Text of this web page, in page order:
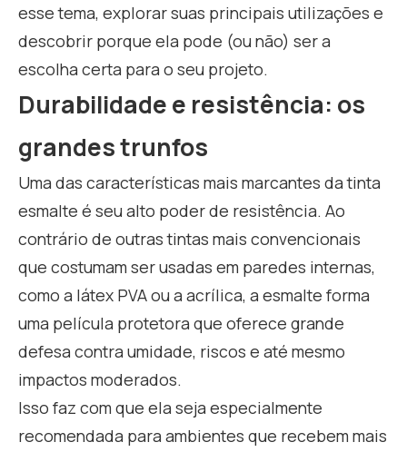
esse tema, explorar suas principais utilizações e
descobrir porque ela pode (ou não) ser a
escolha certa para o seu projeto.
Durabilidade e resistência: os
grandes trunfos
Uma das características mais marcantes da tinta
esmalte é seu alto poder de resistência. Ao
contrário de outras tintas mais convencionais
que costumam ser usadas em paredes internas,
como a látex PVA ou a acrílica, a esmalte forma
uma película protetora que oferece grande
defesa contra umidade, riscos e até mesmo
impactos moderados.
Isso faz com que ela seja especialmente
recomendada para ambientes que recebem mais